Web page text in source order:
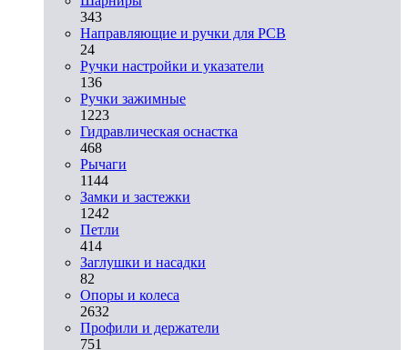
343
Направляющие и ручки для PCB
24
Ручки настройки и указатели
136
Ручки зажимные
1223
Гидравлическая оснастка
468
Рычаги
1144
Замки и застежки
1242
Петли
414
Заглушки и насадки
82
Опоры и колеса
2632
Профили и держатели
751